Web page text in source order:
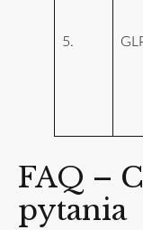
5.
FAQ –
pytania